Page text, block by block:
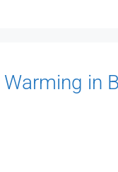
Warming in